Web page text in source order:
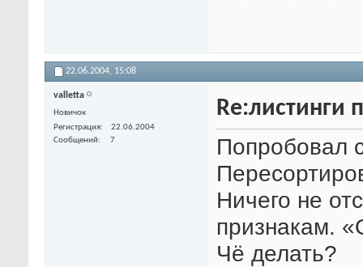
22.06.2004, 15:08
valletta
Новичок
Регистрация
22.06.2004
Сообщений
7
Re:листинги
Попробовал
Ничего не
признакам.
Чё делать?